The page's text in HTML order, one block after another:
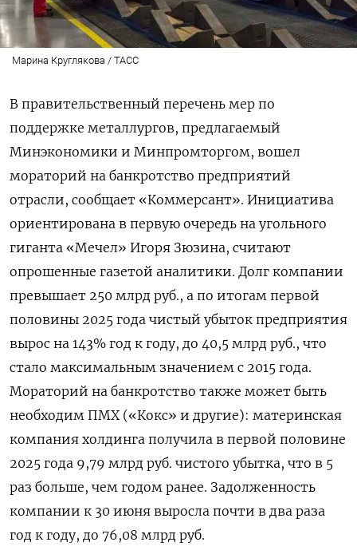
Марина Круглякова / ТАСС
В правительственный перечень мер по
поддержке металлургов, предлагаемый
Минэкономики и Минпромторгом, вошел
мораторий на банкротство предприятий
отрасли, сообщает «Коммерсант». Инициатива
ориентирована в первую очередь на угольного
гиганта «Мечел» Игоря Зюзина, считают
опрошенные газетой аналитики. Долг компании
превышает 250 млрд руб., а по итогам первой
половины 2025 года чистый убыток предприятия
вырос на 143% год к году, до 40,5 млрд руб., что
стало максимальным значением с 2015 года.
Мораторий на банкротство также может быть
необходим ПМХ («Кокс» и другие): материнская
компания холдинга получила в первой половине
2025 года 9,79 млрд руб. чистого убытка, что в 5
раз больше, чем годом ранее. Задолженность
компании к 30 июня выросла почти в два раза
год к году, до 76,08 млрд руб.